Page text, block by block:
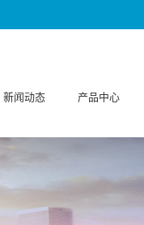
新闻动态 产品中心